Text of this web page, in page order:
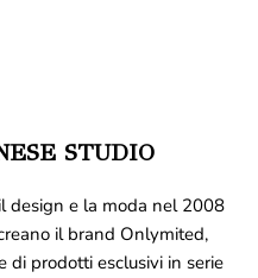
STUDIO
design e la moda nel 2008
il brand Onlymited,
di prodotti esclusivi in serie